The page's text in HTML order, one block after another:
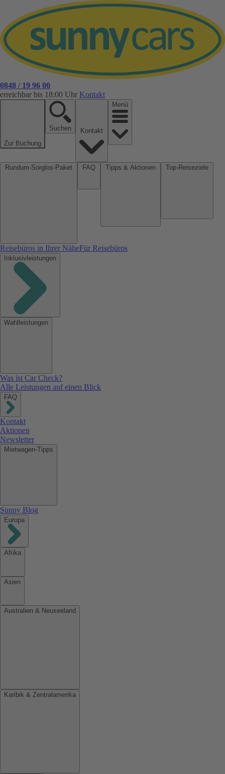
0848 / 19 96 00
erreichbar bis 18:00 Uhr Kontakt
Zur Buchung
Suchen
Menü
Reisebüros in Ihrer NäheFür Reisebüros
Inklusivleistungen
Wahlleistungen
Was ist Car Check?
Alle Leistungen auf einen Blick
FAQ
Kontakt
Aktionen
Newsletter
Mietwagen-Tipps
Sunny Blog
Europa
Afrika
Asien
Australien & Neuseeland
Karibik & Zentralamerika